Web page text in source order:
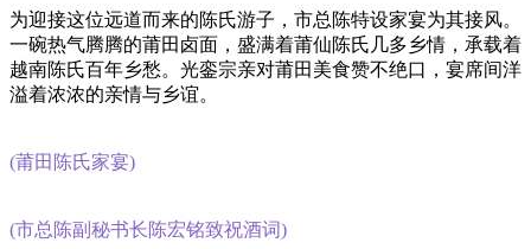
为迎接这位远道而来的陈氏游子，市总陈特设家宴为其接风。
一碗热气腾腾的莆田卤面，盛满着莆仙陈氏几多乡情，承载着
越南陈氏百年乡愁。光銮宗亲对莆田美食赞不绝口，宴席间洋
溢着浓浓的亲情与乡谊。
(莆田陈氏家宴)
(市总陈副秘书长陈宏铭致祝酒词)